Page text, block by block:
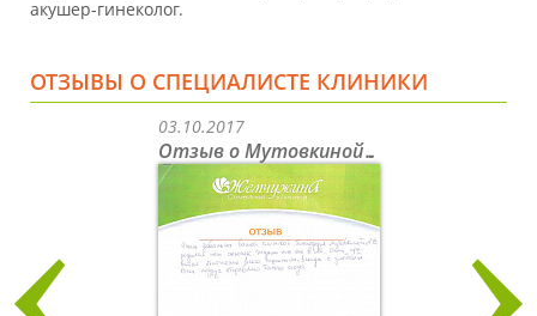
акушер-гинеколог.
ОТЗЫВЫ О СПЕЦИАЛИСТЕ КЛИНИКИ
Previous
03.10.2017
Отзыв о Мутовкиной А.В
Next